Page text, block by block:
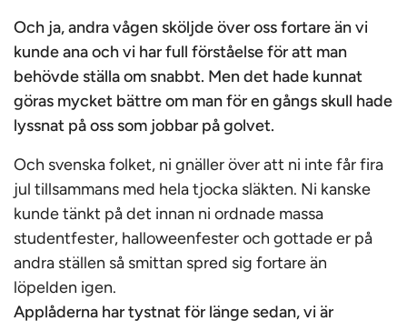
Och ja, andra vågen sköljde över oss fortare än vi
kunde ana och vi har full förståelse för att man
behövde ställa om snabbt. Men det hade kunnat
göras mycket bättre om man för en gångs skull hade
lyssnat på oss som jobbar på golvet.
Och svenska folket, ni gnäller över att ni inte får fira
jul tillsammans med hela tjocka släkten. Ni kanske
kunde tänkt på det innan ni ordnade massa
studentfester, halloweenfester och gottade er på
andra ställen så smittan spred sig fortare än
löpelden igen.
Applåderna har tystnat för länge sedan, vi är